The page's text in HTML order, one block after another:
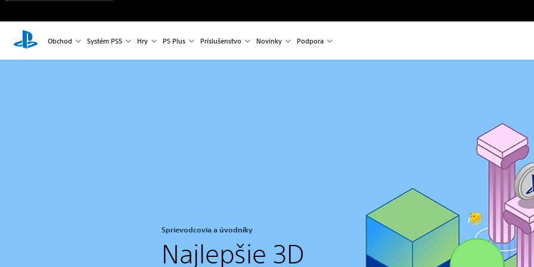
Obchod Systém PS5 Hry PS Plus Príslušenstvo Novinky Podpora
Sprievodcovia a úvodníky
Najlepšie 3D